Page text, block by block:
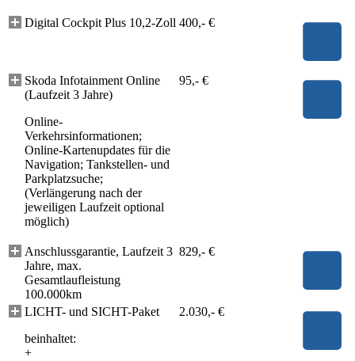
Digital Cockpit Plus 10,2-Zoll 400,- €
Skoda Infotainment Online
(Laufzeit 3 Jahre)
Online-
Verkehrsinformationen;
Online-Kartenupdates für die
Navigation; Tankstellen- und
Parkplatzsuche;
(Verlängerung nach der
jeweiligen Laufzeit optional
möglich)
95,- €
Anschlussgarantie, Laufzeit 3
Jahre, max.
Gesamtlaufleistung
100.000km
829,- €
LICHT- und SICHT-Paket
beinhaltet:
+
2.030,- €